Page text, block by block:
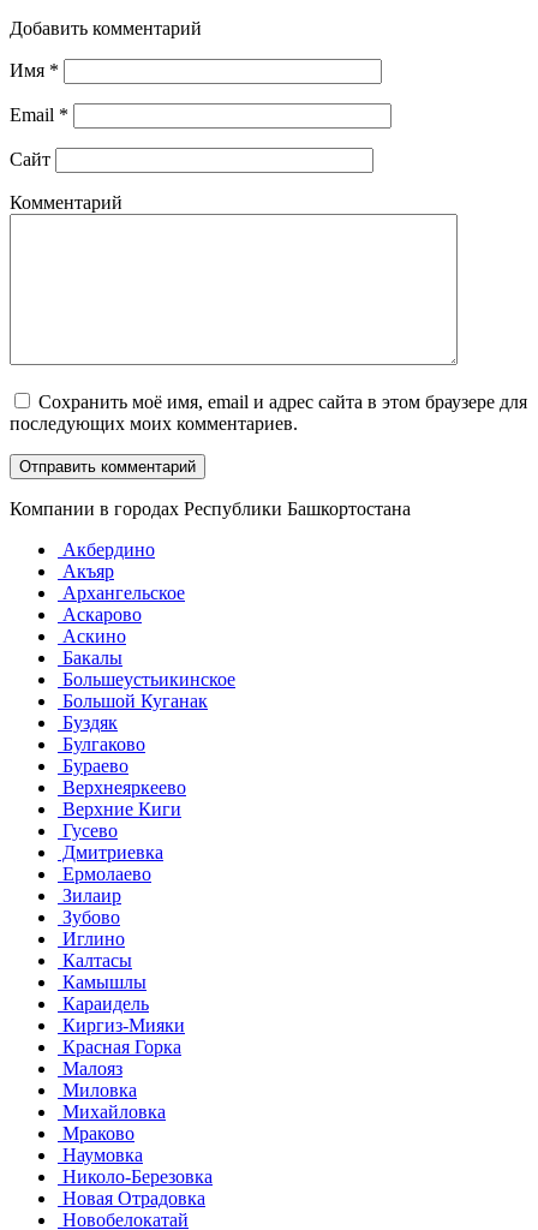
Добавить комментарий
Имя *
Email *
Сайт
Комментарий
Сохранить моё имя, email и адрес сайта в этом браузере для
последующих моих комментариев.
Компании в городах Республики Башкортостана
Акбердино
Акъяр
Архангельское
Аскарово
Аскино
Бакалы
Большеустьикинское
Большой Куганак
Буздяк
Булгаково
Бураево
Верхнеяркеево
Верхние Киги
Гусево
Дмитриевка
Ермолаево
Зилаир
Зубово
Иглино
Калтасы
Камышлы
Караидель
Киргиз-Мияки
Красная Горка
Малояз
Миловка
Михайловка
Мраково
Наумовка
Николо-Березовка
Новая Отрадовка
Новобелокатай